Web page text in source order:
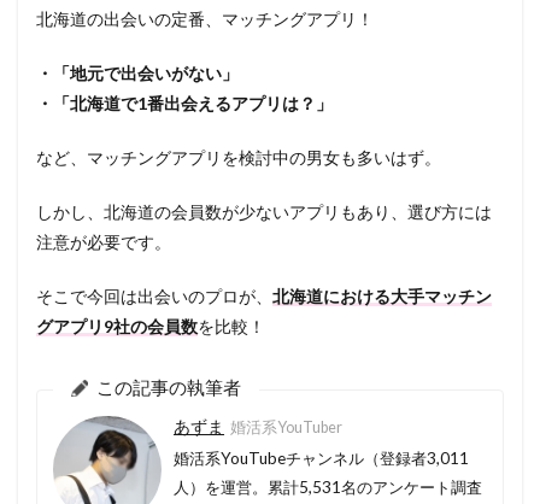
北海道の出会いの定番、マッチングアプリ！
・「地元で出会いがない」
・「北海道で1番出会えるアプリは？」
など、マッチングアプリを検討中の男女も多いはず。
しかし、北海道の会員数が少ないアプリもあり、選び方には
注意が必要です。
そこで今回は出会いのプロが、 北海道における大手マッチン
グアプリ9社の会員数を比較！
この記事の執筆者
あずま 婚活系YouTuber
婚活系YouTubeチャンネル（登録者3,011
人）を運営。累計5,531名のアンケート調査